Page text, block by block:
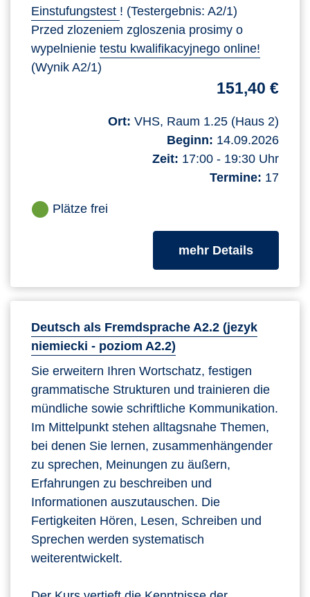
Einstufungstest ! (Testergebnis: A2/1)
Przed zlozeniem zgloszenia prosimy o
wypelnienie testu kwalifikacyjnego online!
(Wynik A2/1)
151,40 €
Ort: VHS, Raum 1.25 (Haus 2)
Beginn: 14.09.2026
Zeit: 17:00 - 19:30 Uhr
Termine: 17
Plätze frei
mehr Detailszum
Deutsch als Fremdsprache A2.2 (jezyk
niemiecki - poziom A2.2)
Sie erweitern Ihren Wortschatz, festigen
grammatische Strukturen und trainieren die
mündliche sowie schriftliche Kommunikation.
Im Mittelpunkt stehen alltagsnahe Themen,
bei denen Sie lernen, zusammenhängender
zu sprechen, Meinungen zu äußern,
Erfahrungen zu beschreiben und
Informationen auszutauschen. Die
Fertigkeiten Hören, Lesen, Schreiben und
Sprechen werden systematisch
weiterentwickelt.